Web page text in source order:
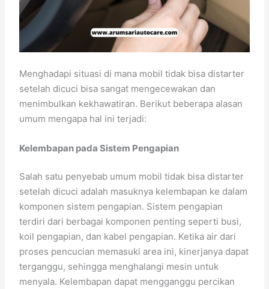
Menghadapi situasi di mana mobil tidak bisa distarter
setelah dicuci bisa sangat mengecewakan dan
menimbulkan kekhawatiran. Berikut beberapa alasan
umum mengapa hal ini terjadi:
Kelembapan pada Sistem Pengapian
Salah satu penyebab umum mobil tidak bisa distarter
setelah dicuci adalah masuknya kelembapan ke dalam
komponen sistem pengapian. Sistem pengapian
terdiri dari berbagai komponen penting seperti busi,
koil pengapian, dan kabel pengapian. Ketika air dari
proses pencucian memasuki area ini, kinerjanya dapat
terganggu, sehingga menghalangi mesin untuk
menyala. Kelembapan dapat mengganggu percikan